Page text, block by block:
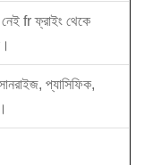
fr ফ্রাইং থেকে
প্যাসিফিক,